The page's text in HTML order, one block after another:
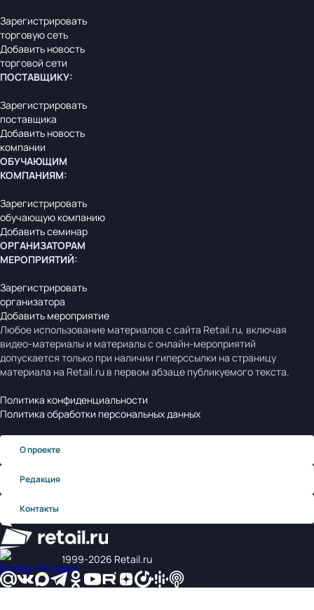
Зарегистрировать
торговую сеть
Добавить новость
торговой сети
ПОСТАВЩИКУ:
Зарегистрировать
поставщика
Добавить новость
компании
ОБУЧАЮЩИМ
КОМПАНИЯМ:
Зарегистрировать
обучающую компанию
Добавить семинар
ОРГАНИЗАТОРАМ
МЕРОПРИЯТИЙ:
Зарегистрировать
организатора
Добавить мероприятие
Любое использование материалов с сайта Retail.ru, включая
видео-материалы и материалы с онлайн-мероприятий
допускается только при наличии гиперссылки на страницу
материала на Retail.ru в первом абзаце публикуемого текста.
Политика конфиденциальности
Политика обработки персональных данных
О проекте
Редакция
Контакты
1999‑2026 Retail.ru